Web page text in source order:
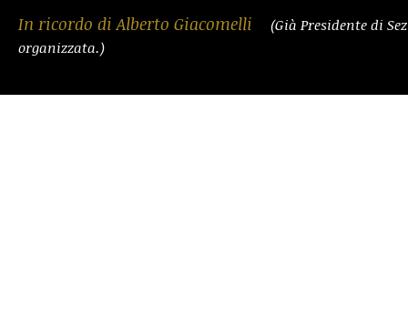
In ricordo di Alberto Giacomelli
(Già Presidente di
organizzata.)